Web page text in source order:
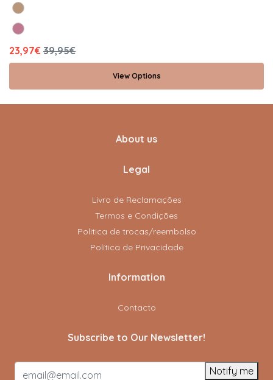
23,97€ 39,95€
View Options
About us
Legal
Livro de Reclamações
Termos e Condições
Politica de trocas/reembolso
Política de Privacidade
Information
Contacto
Subscribe to Our Newsletter!
Notify me